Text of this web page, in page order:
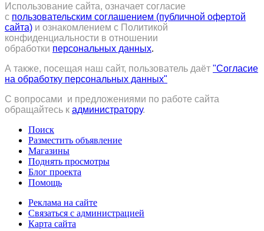
Использование сайта, означает согласие
с пользовательским соглашением (публичной офертой
сайта) и ознакомлением с Политикой
конфиденциальности в отношении
обработки персональных данных.
А также, посещая наш сайт, пользователь даёт "Согласие
на обработку персональных данных"
С вопросами и предложениями по работе сайта
обращайтесь к администратору.
Поиск
Разместить объявление
Магазины
Поднять просмотры
Блог проекта
Помощь
Реклама на сайте
Связаться с администрацией
Карта сайта